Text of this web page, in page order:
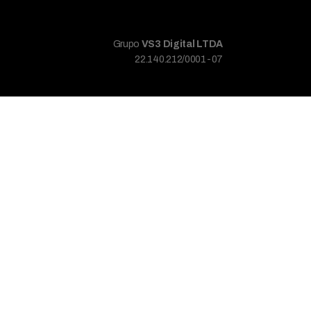
Grupo VS3 Digital LTDA
22.140.212/0001-07